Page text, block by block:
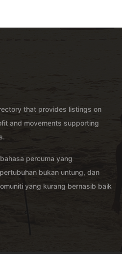
that provides listings on
and movements supporting
percuma yang
bukan untung, dan
yang kurang bernasib baik